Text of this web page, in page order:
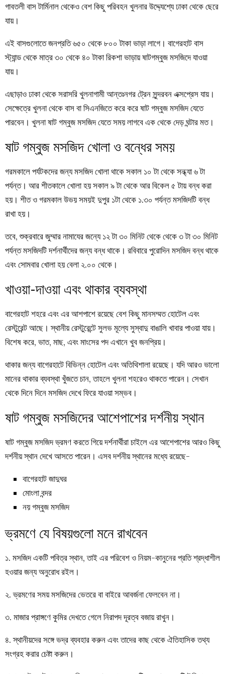
গাবতলী বাস টার্মিনাল থেকেও বেশ কিছু পরিবহন খুলনার উদ্দ্যেশ্যে ঢাকা থেকে ছেরে
যায়।
এই বাসগুলোতে জনপ্রতি ৬৫০ থেকে ৮০০ টাকা ভাড়া লাগে। বাগেরহাট বাস
স্ট্যান্ড থেকে মাত্র ৩০ থেকে ৪০ টাকা রিকশা ভাড়ায় ষাটগম্বুজ মসজিদে যাওয়া
যায়।
এছাড়াও ঢাকা থেকে সরাসরি খুলনাগামী আন্তঃনগর ট্রেন সুন্দরবন এক্সপ্রেস যায়।
সেক্ষেত্রে খুলনা থেকে বাস বা সিএনজিতে করে করে ষাট গম্বুজ মসজিদ যেতে
পারবেন। খুলনা ষাট গম্বুজ মসজিদ যেতে সময় লাগবে এক থেকে দেড় ঘন্টার মত।
ষাট গম্বুজ মসজিদ খোলা ও বন্ধের সময়
গরমকালে পর্যটকদের জন্য মসজিদ খোলা থাকে সকাল ১০ টা থেকে সন্ধ্যা ৬ টা
পর্যন্ত। আর শীতকালে খোলা হয় সকাল ৯ টা থেকে আর বিকেল ৫ টায় বন্ধ করা
হয়। শীত ও গরমকাল উভয় সময়ই দুপুর ১টা থেকে ১.৩০ পর্যন্ত মসজিদটি বন্ধ
রাখা হয়।
তবে, শুক্রবারে জুম্মার নামাযের জন্যে ১২ টা ৩০ মিনিট থেকে থেকে ৩ টা ৩০ মিনিট
পর্যন্ত মসজিদটি দর্শনার্থীদের জন্য বন্ধ থাকে। রবিবারে পুরোদিন মসজিদ বন্ধ থাকে
এবং সোমবার খোলা হয় বেলা ২.০০ থেকে।
খাওয়া-দাওয়া এবং থাকার ব্যবস্থা
বাগেরহাট শহরে এবং এর আশপাশে রয়েছে বেশ কিছু মানসম্মত হোটেল এবং
রেস্টুরেন্ট আছে। স্থানীয় রেস্টুরেন্টে সুলভ মূল্যে সুস্বাদু বাঙালি খাবার পাওয়া যায়।
বিশেষ করে, ভাত, মাছ, এবং মাংসের পদ এখানে খুব জনপ্রিয়।
থাকার জন্য বাগেরহাটে বিভিন্ন হোটেল এবং অতিথিশালা রয়েছে। যদি আরও ভালো
মানের থাকার ব্যবস্থা খুঁজতে চান, তাহলে খুলনা শহরেও থাকতে পারেন। সেখান
থেকে দিনে দিনে মসজিদ দেখে ফিরে যাওয়া সম্ভব।
ষাট গম্বুজ মসজিদের আশেপাশের দর্শনীয় স্থান
ষাট গম্বুজ মসজিদ ভ্রমণ করতে গিয়ে দর্শনার্থীরা চাইলে এর আশেপাশের আরও কিছু
দর্শনীয় স্থান দেখে আসতে পারেন। এসব দর্শনীয় স্থানের মধ্যে রয়েছে-
বাগেরহাট জাদুঘর
মোংলা বন্দর
নয় গম্বুজ মসজিদ
ভ্রমণে যে বিষয়গুলো মনে রাখবেন
১. মসজিদ একটি পবিত্র স্থান, তাই এর পরিবেশ ও নিয়ম-কানুনের প্রতি শ্রদ্ধাশীল
হওয়ার জন্য অনুরোধ রইল।
২. ভ্রমণের সময় মসজিদের ভেতরে বা বাইরে আবর্জনা ফেলবেন না।
৩. মাজার প্রাঙ্গণে কুমির দেখতে গেলে নিরাপদ দূরত্ব বজায় রাখুন।
৪. স্থানীয়দের সঙ্গে ভদ্র ব্যবহার করুন এবং তাদের কাছ থেকে ঐতিহাসিক তথ্য
সংগ্রহ করার চেষ্টা করুন।